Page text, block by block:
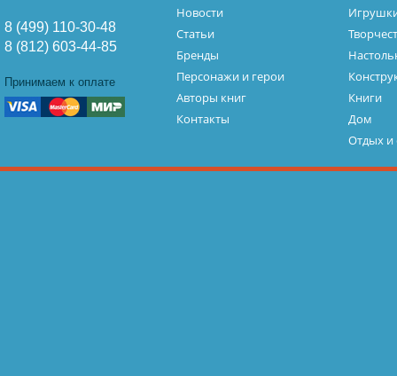
8 (499) 110-30-48
8 (812) 603-44-85
Принимаем к оплате
Новости
Статьи
Бренды
Персонажи и герои
Авторы книг
Контакты
Книги
Дом
Отдых и